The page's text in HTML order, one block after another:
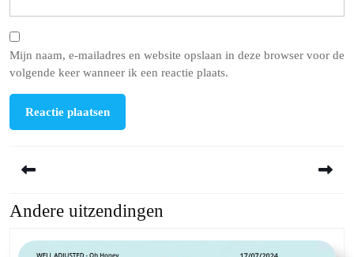
Mijn naam, e-mailadres en website opslaan in deze browser voor de
volgende keer wanneer ik een reactie plaats.
Previous
Andere uitzendingen